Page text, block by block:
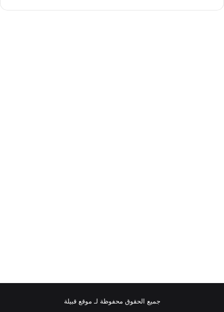
جميع الحقوق محفوظة لـ موقع قبيلة